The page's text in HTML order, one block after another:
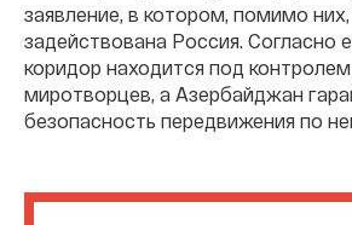
заявление, в котором, помимо
задействована Россия. Согласно
коридор находится под
миротворцев, а Азербайджан
безопасность передвижения по